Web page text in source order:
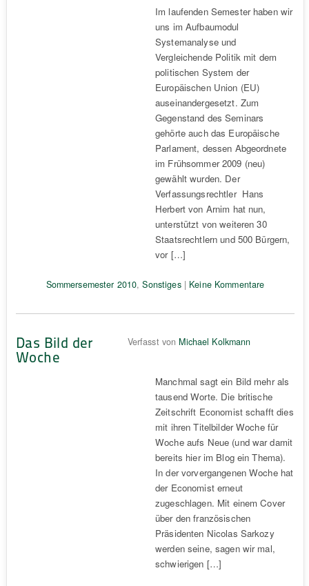
Im laufenden Semester haben wir
uns im Aufbaumodul
Systemanalyse und
Vergleichende Politik mit dem
politischen System der
Europäischen Union (EU)
auseinandergesetzt. Zum
Gegenstand des Seminars
gehörte auch das Europäische
Parlament, dessen Abgeordnete
im Frühsommer 2009 (neu)
gewählt wurden. Der
Verfassungsrechtler Hans
Herbert von Arnim hat nun,
unterstützt von weiteren 30
Staatsrechtlern und 500 Bürgern,
vor […]
Sommersemester 2010,Sonstiges| Keine Kommentare
Das Bild der
Woche
Verfasst von Michael Kolkmann
Manchmal sagt ein Bild mehr als
tausend Worte. Die britische
Zeitschrift Economist schafft dies
mit ihren Titelbilder Woche für
Woche aufs Neue (und war damit
bereits hier im Blog ein Thema).
In der vorvergangenen Woche hat
der Economist erneut
zugeschlagen. Mit einem Cover
über den französischen
Präsidenten Nicolas Sarkozy
werden seine, sagen wir mal,
schwierigen […]